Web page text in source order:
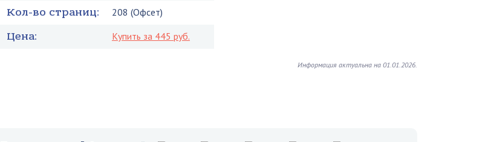
Кол-во страниц: 208 (Офсет)
Цена: Купить за 445 руб.
Информация актуальна на 01.01.2026.